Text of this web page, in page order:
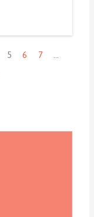
5 6 7